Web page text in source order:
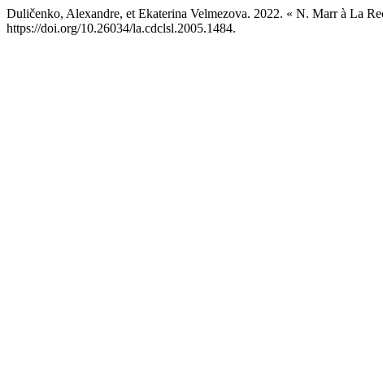
Duličenko, Alexandre, et Ekaterina Velmezova. 2022. « N. Marr à La
https://doi.org/10.26034/la.cdclsl.2005.1484.